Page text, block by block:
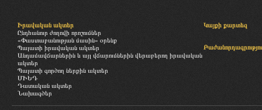
Իրավական ակտեր
Ընդհանուր ժողովի որոշումներ
«Փաստաբանության մասին» օրենք
Պալատի իրավական ակտեր
Անդամավճարներին և այլ վճարումներին վերաբերող իրավական
ակտեր
Պալատի գործող ներքին ակտեր
ՄԻԵԴ
Դատական ակտեր
Նախագծեր
Կայքի քարտեզ